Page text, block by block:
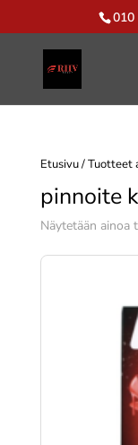
010
Etusivu/ Tuotteet
pinnoite
Näytetään ainoa